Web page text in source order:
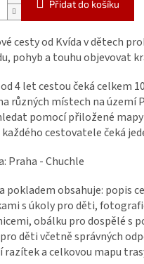
Přidat do košíku
cesty od Kvída v dětech
pohyb a touhu objevovat
4 let cestou čeká celkem
různých místech na území
pomocí přiložené
každého cestovatele čeká
Praha - Chuchle
pokladem obsahuje: popis
s úkoly pro děti,
obálku pro dospělé s
děti včetně správných
a celkovou mapu